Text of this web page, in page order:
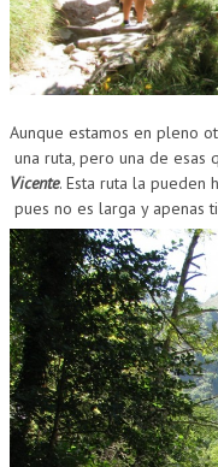
CONTACT
Aunque estamos en pleno
una ruta, pero una de esas
Vicente. Esta ruta la pueden
pues no es larga y apenas